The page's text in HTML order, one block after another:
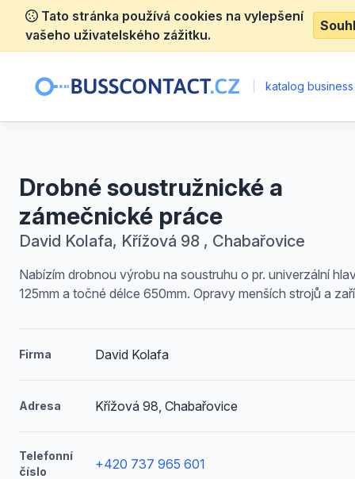
Tato stránka používá cookies na vylepšení
vašeho uživatelského zážitku.
katalog
Drobné soustružnické a
zámečnické práce
David Kolafa, Křížová 98 , Chabařovice
Nabízím drobnou výrobu na soustruhu o pr. univerzální
125mm a točné délce 650mm. Opravy menších strojů a
Firma David Kolafa
Adresa Křížová 98, Chabařovice
Telefonní
číslo
+420 737 965 601